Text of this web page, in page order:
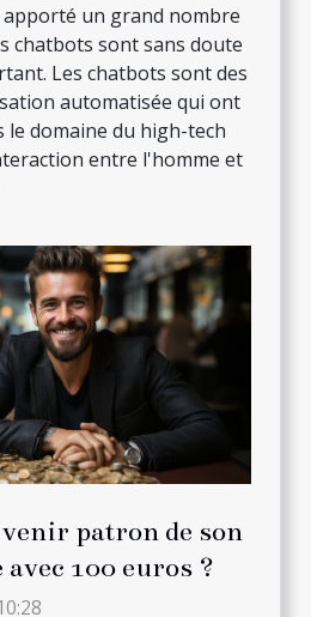
un grand nombre
chatbots sont sans doute
Les chatbots sont des
automatisée qui ont
domaine du high-tech
entre l'homme et
patron de son
100 euros ?